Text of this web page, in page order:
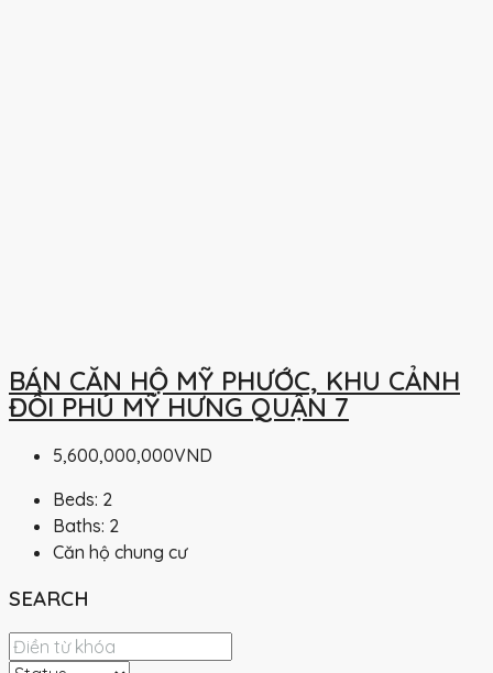
BÁN CĂN HỘ MỸ PHƯỚC, KHU CẢNH
ĐỒI PHÚ MỸ HƯNG QUẬN 7
5,600,000,000VND
Beds: 2
Baths: 2
Căn hộ chung cư
SEARCH